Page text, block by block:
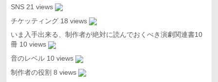
SNS 21 views
チケッティング 18 views
いま入手出来る、制作者が絶対に読んでおくべき演劇関連書10
冊 10 views
音のレベル 10 views
制作者の役割 8 views